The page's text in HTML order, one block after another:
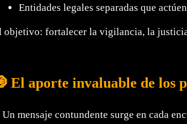
Entidades legales separadas que
objetivo: fortalecer la vigilancia, la
El aporte invaluable de los
Un mensaje contundente surge en cada